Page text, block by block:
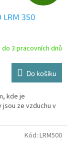
R
M
A
LRM 350
3 pracovních dnů
Do košíku
kde je
jsou ze vzduchu v
Kód: LRM500